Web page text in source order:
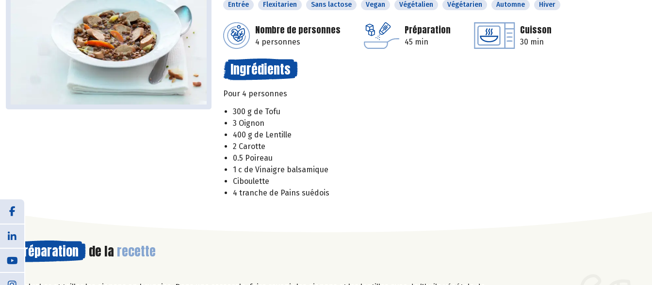
Entrée Flexitarien Sans lactose Vegan Végétalien Végétarien Automne Hiver
Nombre de personnes
4 personnes
Préparation
45 min
Cuisson
30 min
Ingrédients
Pour 4 personnes
300 g de Tofu
3 Oignon
400 g de Lentille
2 Carotte
0.5 Poireau
1 c de Vinaigre balsamique
Ciboulette
4 tranche de Pains suédois
Préparation de la recette